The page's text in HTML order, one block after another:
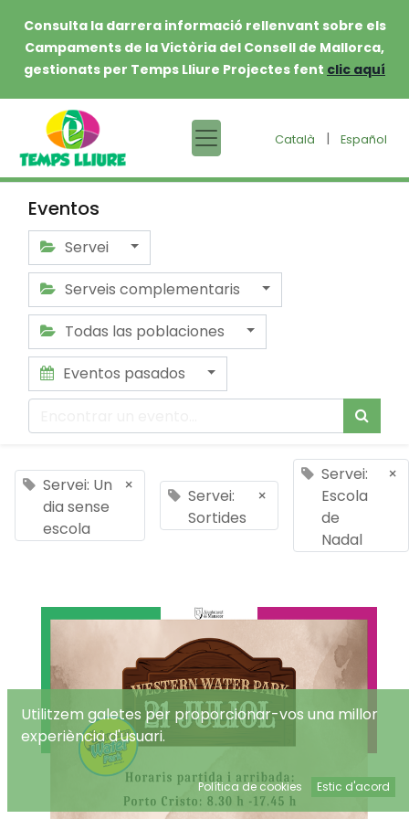
Consulta la darrera informació rellenvant sobre els
Campaments de la Victòria del Consell de Mallorca,
gestionats per Temps Lliure Projectes fent clic aquí
Català | Español
Eventos
Servei
Serveis complementaris
Todas las poblaciones
Eventos pasados
Servei: Un
dia sense
escola
×
Servei:
Sortides
×
Servei:
Escola
de
Nadal
×
Utilitzem galetes per proporcionar-vos una millor
experiència d'usuari.
Política de cookies Estic d'acord